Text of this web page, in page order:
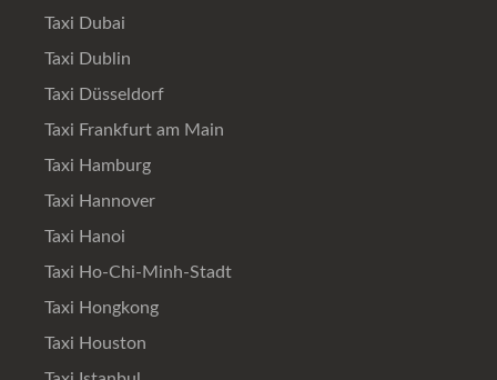
Taxi Dubai
Taxi Dublin
Taxi Düsseldorf
Taxi Frankfurt am Main
Taxi Hamburg
Taxi Hannover
Taxi Hanoi
Taxi Ho-Chi-Minh-Stadt
Taxi Hongkong
Taxi Houston